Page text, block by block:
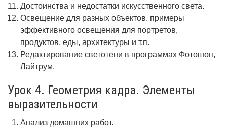
Достоинства и недостатки искусственного света.
Освещение для разных объектов. примеры
эффективного освещения для портретов,
продуктов, еды, архитектуры и т.п.
Редактирование светотени в программах Фотошоп,
Лайтрум.
Урок 4. Геометрия кадра. Элементы
выразительности
Анализ домашних работ.